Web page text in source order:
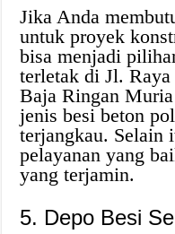
Jika Anda
untuk proyek
bisa menjadi
terletak di Jl.
Baja Ringan
jenis besi beton
terjangkau. Selain
pelayanan yang
yang terjamin.
5. Depo Besi